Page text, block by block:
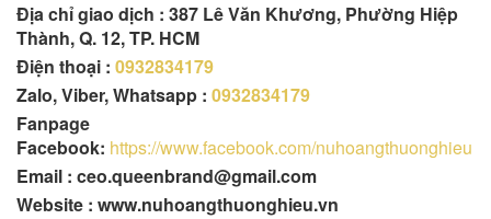
Địa chỉ giao dịch : 387 Lê Văn Khương, Phường Hiệp
Thành, Q. 12, TP. HCM
Điện thoại : 0932834179
Zalo, Viber, Whatsapp : 0932834179
Fanpage
Facebook: https://www.facebook.com/nuhoangthuonghieu
Email : ceo.queenbrand@gmail.com
Website : www.nuhoangthuonghieu.vn